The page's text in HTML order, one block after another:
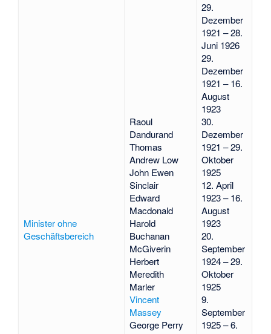
Minister ohne
Geschäftsbereich
Raoul
Dandurand
Thomas
Andrew Low
John Ewen
Sinclair
Edward
Macdonald
Harold
Buchanan
McGiverin
Herbert
Meredith
Marler
Vincent
Massey
George Perry
29.
Dezember
1921 – 28.
Juni 1926
29.
Dezember
1921 – 16.
August
1923
30.
Dezember
1921 – 29.
Oktober
1925
12. April
1923 – 16.
August
1923
20.
September
1924 – 29.
Oktober
1925
9.
September
1925 – 6.